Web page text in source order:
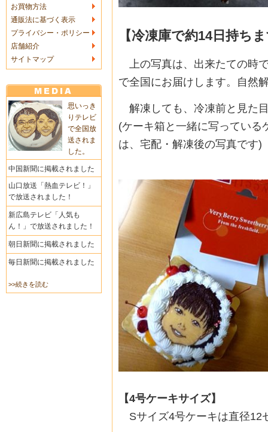
お買物方法
通販法に基づく表示
プライバシー・ポリシー
店舗紹介
サイトマップ
思いっき
りテレビ
で全国放
送されま
した。
中国新聞に掲載されました
山口放送「熱血テレビ！」
で放送されました！
新広島テレビ「人気も
ん！」で放送されました！
朝日新聞に掲載されました
毎日新聞に掲載されました
>>続きを読む
【冷凍庫で約14日持ち
上の写真は、出来たての時
で全国にお届けします。自然
解凍しても、冷凍前と見た
(ケーキ箱と一緒に写っている
は、宅配・解凍後の写真です)
【4号ケーキサイズ】
Sサイズ4号ケーキは直径12